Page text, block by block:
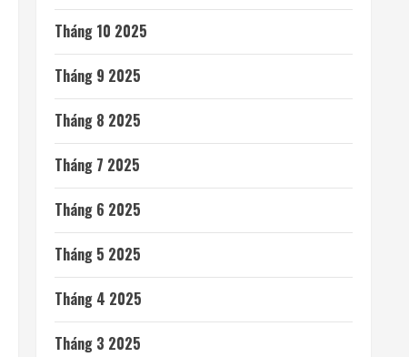
Tháng 10 2025
Tháng 9 2025
Tháng 8 2025
Tháng 7 2025
Tháng 6 2025
Tháng 5 2025
Tháng 4 2025
Tháng 3 2025